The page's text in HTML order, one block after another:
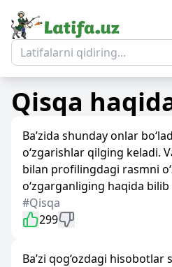
Qisqa
Ba’zida shunday onlar
o‘zgarishlar qilging keladi.
bilan profilingdagi rasmni
o‘zgarganliging haqida bilib
#Qisqa
299
Ba’zi qog‘ozdagi hisobotlar